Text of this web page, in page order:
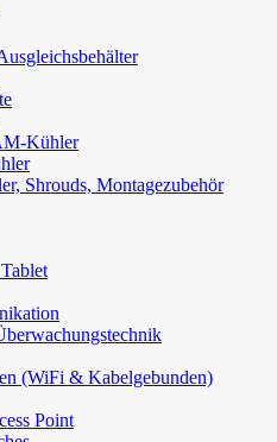
Kühler
Shrouds, Montagezubehör
(WiFi & Kabelgebunden)
Point